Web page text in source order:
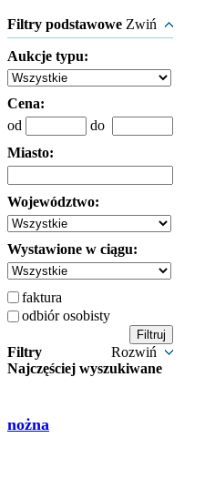
Filtry podstawowe Zwiń
Aukcje typu:
Cena:
od
do
Miasto:
Województwo:
Wystawione w ciągu:
faktura
odbiór osobisty
Filtry
Rozwiń
Najczęściej wyszukiwane
nożna